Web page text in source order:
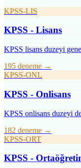
KPSS-LIS
KPSS - Lisans
KPSS lisans duzeyi
195 deneme →
KPSS-ONL
KPSS - Onlisans
KPSS onlisans duzeyi
182 deneme →
KPSS-ORT
KPSS -